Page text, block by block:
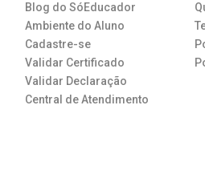
Blog do SóEducador
Ambiente do Aluno
Cadastre-se
Validar Certificado
Validar Declaração
Central de Atendimento